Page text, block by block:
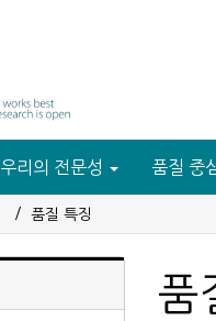
우리의 전문성 품질 중
품질 특징
품